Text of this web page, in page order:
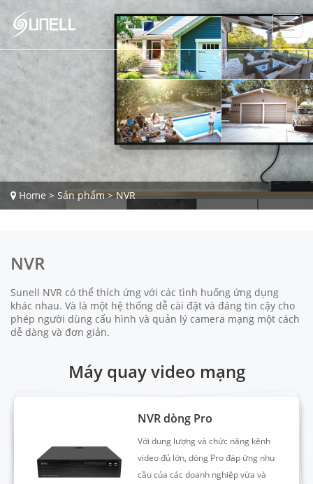
Home > Sản phẩm>NVR
NVR
Sunell NVR có thể thích ứng với các tình huống ứng dụng
khác nhau. Và là một hệ thống dễ cài đặt và đáng tin cậy cho
phép người dùng cấu hình và quản lý camera mạng một cách
dễ dàng và đơn giản.
Máy quay video mạng
NVR dòng Pro
Với dung lượng và chức năng kênh
video đủ lớn, dòng Pro đáp ứng nhu
cầu của các doanh nghiệp vừa và